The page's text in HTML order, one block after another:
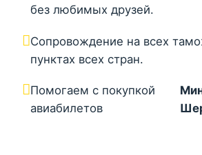
без любимых друзей.
Сопровождение на всех
пунктах всех стран.
Помогаем с покупкой
авиабилетов